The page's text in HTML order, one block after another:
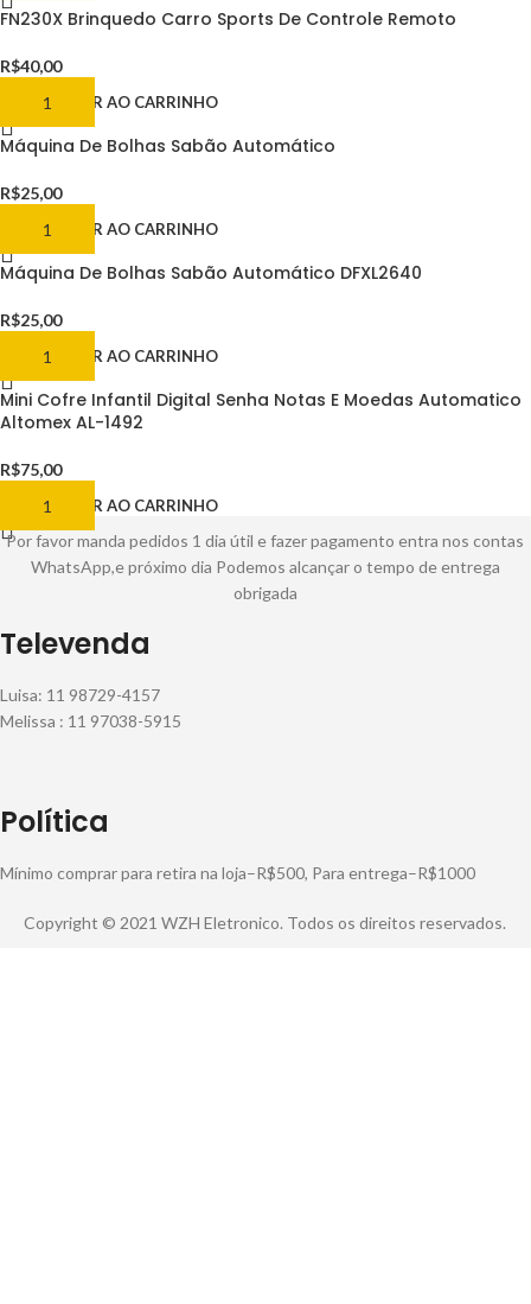
FN230X Brinquedo Carro Sports De Controle Remoto
R$40,00
ADICIONAR AO CARRINHO
Máquina De Bolhas Sabão Automático
R$25,00
ADICIONAR AO CARRINHO
Máquina De Bolhas Sabão Automático DFXL2640
R$25,00
ADICIONAR AO CARRINHO
Mini Cofre Infantil Digital Senha Notas E Moedas Automatico
Altomex AL-1492
R$75,00
ADICIONAR AO CARRINHO
Por favor manda pedidos 1 dia útil e fazer pagamento entra nos contas
WhatsApp,e próximo dia Podemos alcançar o tempo de entrega
obrigada
Televenda
Luisa: 11 98729-4157
Melissa : 11 97038-5915
Política
Mínimo comprar para retira na loja–R$500, Para entrega–R$1000
Copyright © 2021 WZH Eletronico. Todos os direitos reservados.